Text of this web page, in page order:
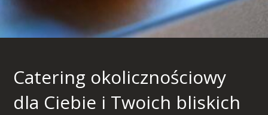
Catering okolicznościowy
dla Ciebie i Twoich bliskich